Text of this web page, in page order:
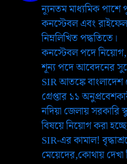
ন্যূনতম মাধ্যমিক পাশে
কনস্টেবল এবং
নিম্নলিখিত পদ্ধতিতে।
কনস্টেবল পদে
শূন্য পদে আবেদনের
SIR আতঙ্কে বাংলাদেশ
গ্রেপ্তার ১১
নদিয়া জেলায়
বিষয়ে নিয়োগ করা
SIR-এর কামাল!
মেয়েদের,কোথায়